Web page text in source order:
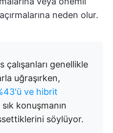
neden olur.
çalışanları genellikle
uğraşırken,
ve hibrit
sık konuşmanın
söylüyor.